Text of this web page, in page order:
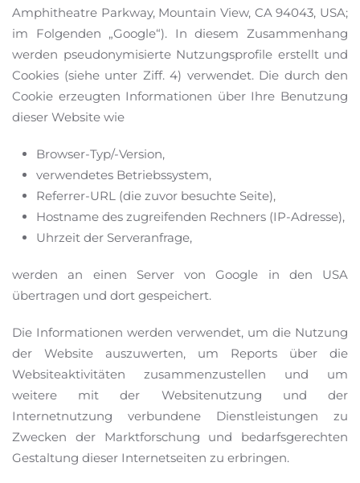
Amphitheatre Parkway, Mountain View, CA 94043, USA;
im Folgenden „Google“). In diesem Zusammenhang
werden pseudonymisierte Nutzungsprofile erstellt und
Cookies (siehe unter Ziff. 4) verwendet. Die durch den
Cookie erzeugten Informationen über Ihre Benutzung
dieser Website wie
Browser-Typ/-Version,
verwendetes Betriebssystem,
Referrer-URL (die zuvor besuchte Seite),
Hostname des zugreifenden Rechners (IP-Adresse),
Uhrzeit der Serveranfrage,
werden an einen Server von Google in den USA
übertragen und dort gespeichert.
Die Informationen werden verwendet, um die Nutzung
der Website auszuwerten, um Reports über die
Websiteaktivitäten zusammenzustellen und um
weitere mit der Websitenutzung und der
Internetnutzung verbundene Dienstleistungen zu
Zwecken der Marktforschung und bedarfsgerechten
Gestaltung dieser Internetseiten zu erbringen.